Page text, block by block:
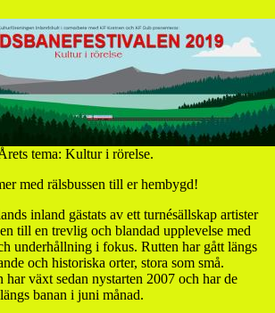
tema: Kultur i rörelse.
med rälsbussen till er hembygd!
inland gästats av ett turnésällskap artister
till en trevlig och blandad upplevelse med
underhållning i fokus. Rutten har gått längs
och historiska orter, stora som små.
har växt sedan nystarten 2007 och har de
banan i juni månad.